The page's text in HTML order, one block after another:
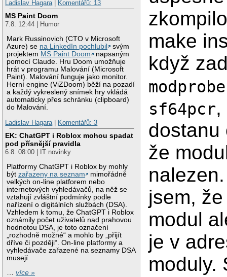
Ladislav Hagara
Komentářů: 13
MS Paint Doom
7.8. 12:44 | Humor
Mark Russinovich (CTO v Microsoft
Azure) se na LinkedIn pochlubil
svým
projektem MS Paint Doom
napsaným
pomocí Claude. Hru Doom umožňuje
hrát v programu Malování (Microsoft
Paint). Malování funguje jako monitor.
Herní engine (ViZDoom) běží na pozadí
a každý vykreslený snímek hry vkládá
automaticky přes schránku (clipboard)
do Malování.
Ladislav Hagara
Komentářů: 3
EK: ChatGPT i Roblox mohou spadat
pod přísnější pravidla
6.8. 08:00 | IT novinky
Platformy ChatGPT i Roblox by mohly
býtzařazeny na seznam
mimořádně
velkých on-line platforem nebo
internetových vyhledávačů, na něž se
vztahují zvláštní podmínky podle
nařízení o digitálních službách (DSA).
Vzhledem k tomu, že ChatGPT i Roblox
oznámily počet uživatelů nad prahovou
hodnotou DSA, je toto označení
„rozhodně možné“ a mohlo by „přijít
dříve či později“. On-line platformy a
vyhledávače zařazené na seznamy DSA
musejí
…více »
make
když
sf64pcr,
dostanu
že
jsem,
modul
je v
moduly.